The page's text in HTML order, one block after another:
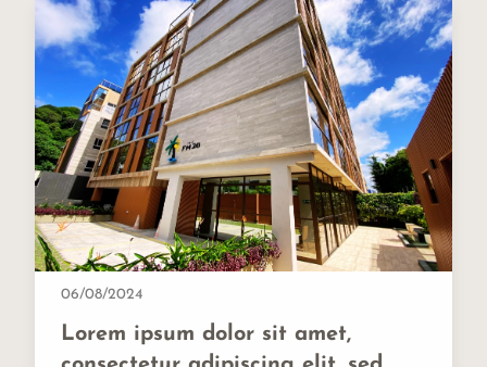
06/08/2024
Lorem ipsum dolor sit amet,